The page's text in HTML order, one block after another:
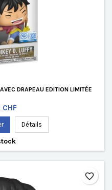
DRAPEAU EDITION LIMITÉE
Détails
favorite_border